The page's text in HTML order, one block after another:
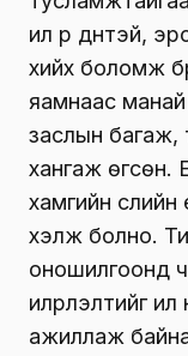
илүү үр дүнтэй,
хийх боломж
яамнаас
заслын багаж,
хангаж өгсөн.
хамгийн
хэлж болно.
оношилгоонд
илрүүлэлтийг
ажиллаж